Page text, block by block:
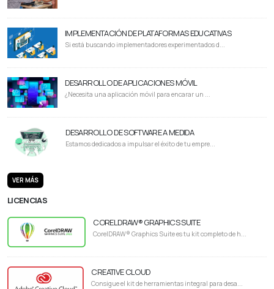
IMPLEMENTACIÓN DE PLATAFORMAS EDUCATIVAS
Si está buscando implementadores experimentados d...
DESARROLLO DE APLICACIONES MÓVIL
¿Necesita una aplicación móvil para encarar un ...
DESARROLLO DE SOFTWARE A MEDIDA
Estamos dedicados a impulsar el éxito de tu empre...
VER MÁS
LICENCIAS
CORELDRAW® GRAPHICS SUITE
CorelDRAW® Graphics Suite es tu kit completo de h...
CREATIVE CLOUD
Consigue el kit de herramientas integral para desa...